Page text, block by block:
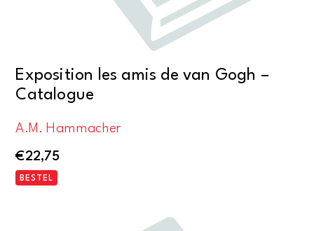
Exposition les amis de van Gogh –
Catalogue
A.M. Hammacher
€22,75
BESTEL